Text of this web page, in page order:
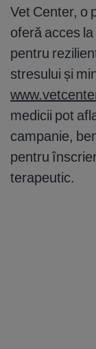
Vet Center, o
oferă acces
pentru
stresului și
medicii pot
campanie,
pentru
terapeutic.